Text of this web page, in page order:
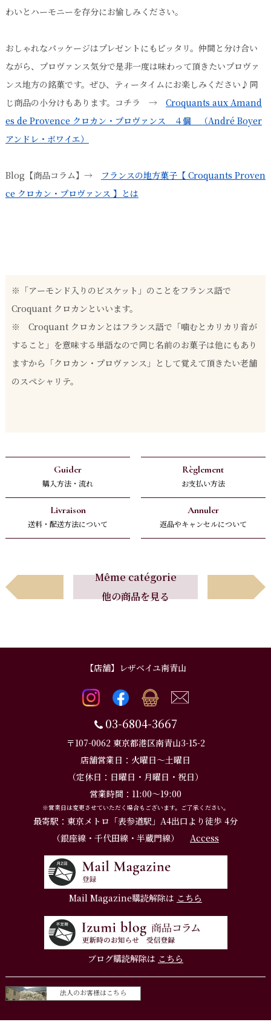
わいとハーモニーを存分にお愉しみください。
おしゃれなパッケージはプレゼントにもピッタリ。仲間と分け合い
ながら、プロヴァンス気分で是非一度は味わって頂きたいプロヴァ
ンス地方の銘菓です。ぜひ、ティータイムにお楽しみください♪同
じ商品の小分けもあります。コチラ → Croquants aux Amand
es de Provence クロカン・プロヴァンス ４個 （André Boyer
アンドレ・ボワイエ）
Blog【商品コラム】→
フランスの地方菓子【 Croquants Proven
ce クロカン・プロヴァンス 】とは
※「アーモンド入りのビスケット」のことをフランス語で
Croquant クロカンといいます。
※ Croquant クロカンとはフランス語で「噛むとカリカリ音が
すること」を意味する単語なので同じ名前のお菓子は他にもあり
ますから「クロカン・プロヴァンス」として覚えて頂きたい老舗
のスペシャリテ。
Guider
購入方法・流れ
Règlement
お支払い方法
Livraison
送料・配送方法について
Annuler
返品やキャンセルについて
Même catégorie
他の商品を見る
【店舗】レザベイユ南青山
03-6804-3667
〒107-0062 東京都港区南青山3-15-2
店舗営業日：火曜日～土曜日
（定休日：日曜日・月曜日・祝日）
営業時間：11:00～19:00
※営業日は変更させていただく場合もございます。ご了承ください。
最寄駅：東京メトロ「表参道駅」A4出口より徒歩 4分
（銀座線・千代田線・半蔵門線）
Access
Mail Magazine購読解除は こちら
ブログ購読解除は こちら
法人のお客様はこちら